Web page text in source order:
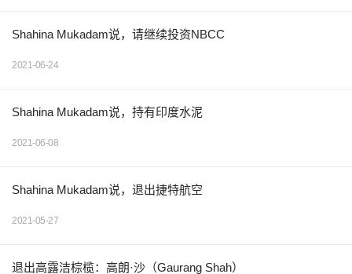
Shahina Mukadam说，请继续投资NBCC
2021-06-24
Shahina Mukadam说，持有印度水泥
2021-06-08
Shahina Mukadam说，退出捷特航空
2021-05-27
退出高露洁棕榄：高朗·沙（Gaurang Shah）